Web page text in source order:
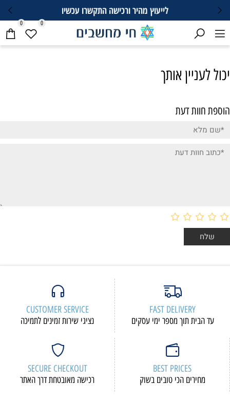
לייעוץ מהיר ורכישה התקשרו עכשיו
0 0
יכול לעניין אותך
הוספת חוות דעת
FAST DELIVERY
עד הבית תוך מספר ימי עסקים
CUSTOMER SERVICE
נציגי שירות זמינים לתמיכה
BEST PRICES
מחירים הכי טובים בשוק
SECURE CHECKOUT
רכישה מאובטחת דרך האתר